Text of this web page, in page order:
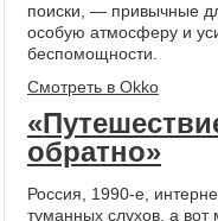
поиски, — привычные
особую атмосферу и
беспомощности.
Смотреть в Okko
обратно»
Россия, 1990-е,
туманных слухов, а вот